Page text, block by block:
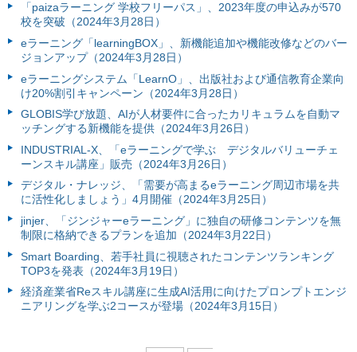
「paizaラーニング 学校フリーパス」、2023年度の申込みが570
校を突破（2024年3月28日）
eラーニング「learningBOX」、新機能追加や機能改修などのバー
ジョンアップ（2024年3月28日）
eラーニングシステム「LearnO」、出版社および通信教育企業向
け20%割引キャンペーン（2024年3月28日）
GLOBIS学び放題、AIが人材要件に合ったカリキュラムを自動マ
ッチングする新機能を提供（2024年3月26日）
INDUSTRIAL-X、「eラーニングで学ぶ デジタルバリューチェ
ーンスキル講座」販売（2024年3月26日）
デジタル・ナレッジ、「需要が高まるeラーニング周辺市場を共
に活性化しましょう」4月開催（2024年3月25日）
jinjer、「ジンジャーeラーニング」に独自の研修コンテンツを無
制限に格納できるプランを追加（2024年3月22日）
Smart Boarding、若手社員に視聴されたコンテンツランキング
TOP3を発表（2024年3月19日）
経済産業省Reスキル講座に生成AI活用に向けたプロンプトエンジ
ニアリングを学ぶ2コースが登場（2024年3月15日）